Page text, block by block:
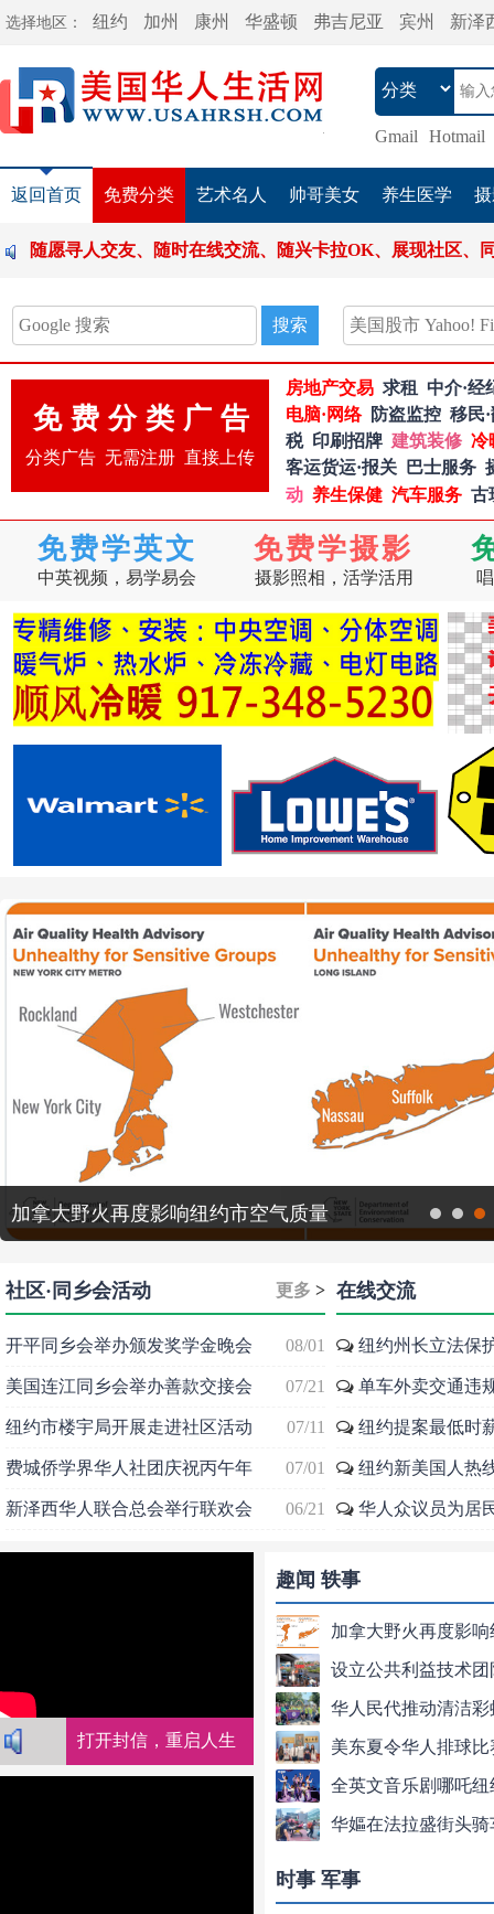
选择地区： 纽约 加州 康州 华盛顿 弗吉尼亚 宾州 新泽
Gmail Hotmail
返回首页 免费分类 艺术名人 帅哥美女 养生医学
时在线交流、随兴卡拉OK、展现社区、同乡
搜索
免费分类广告
分类广告 无需注册 直接上传
房地产交易 求租
中介·经
电脑·网络
防盗监控 移民
税 印刷招牌 建筑装修 冷
客运货运·报关
巴士服务
动 养生保健 汽车服务 古
免费学英文
中英视频，易学易会
免费学摄影
摄影照相，活学活用
天景中心有人持枪入室大批警力到场
1 2 3
社区·同乡会活动 更多 >
开平同乡会举办颁发奖学金晚会 08/01
美国连江同乡会举办善款交接会 07/21
纽约市楼宇局开展走进社区活动 07/11
费城侨学界华人社团庆祝丙午年 07/01
新泽西华人联合总会举行联欢会 06/21
在线交流
纽约州长立法保
单车外卖交通违
纽约提案最低时
纽约新美国人热
华人众议员为居
打开封信，重启人生
趣闻 轶事
时事 军事